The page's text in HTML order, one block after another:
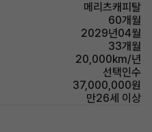
메리츠캐피탈
60개월
2029년04월
33개월
20,000km/년
선택인수
37,000,000원
만26세 이상